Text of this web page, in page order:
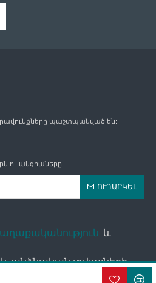
իրավունքները պաշտպանված են:
ու ակցիաները
ՈՒՂԱՐԿԵԼ
և
անձնական տվյալների
հետ։